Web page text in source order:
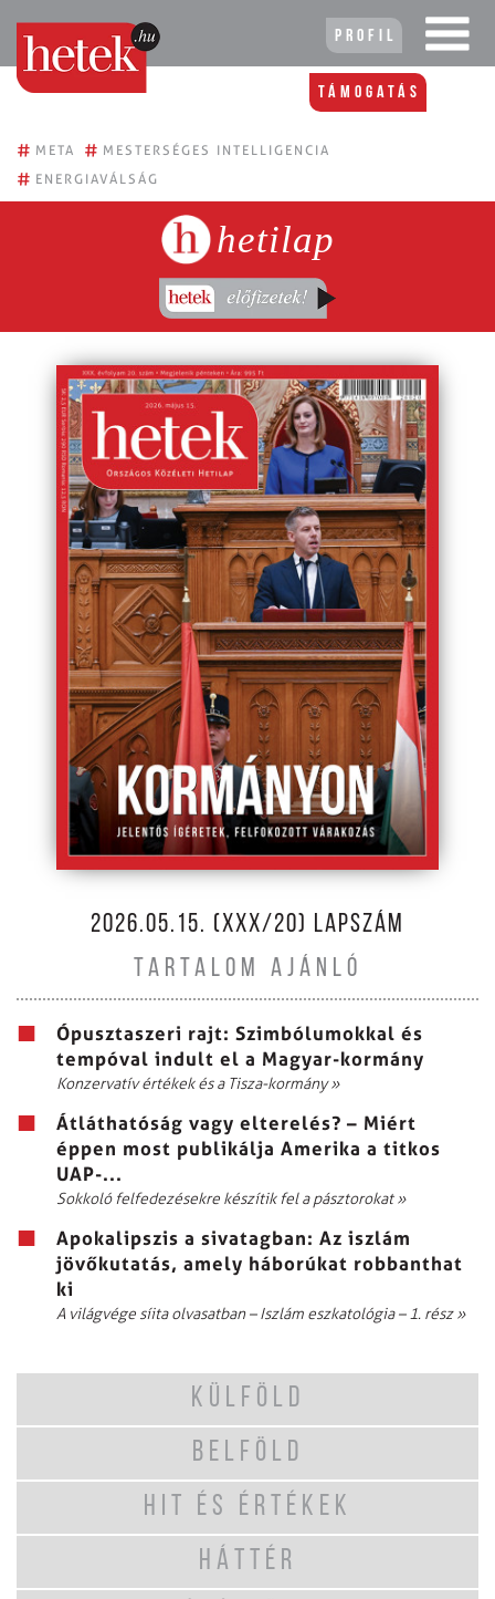
Profil
Támogatás
# META # MESTERSÉGES INTELLIGENCIA
# ENERGIAVÁLSÁG
hetilap
2026.05.15. (XXX/20) LAPSZÁM
TARTALOM AJÁNLÓ
Ópusztaszeri rajt: Szimbólumokkal és
tempóval indult el a Magyar-kormány
Konzervatív értékek és a Tisza-kormány»
Átláthatóság vagy elterelés? – Miért
éppen most publikálja Amerika a titkos
UAP-...
Sokkoló felfedezésekre készítik fel a pásztorokat»
Apokalipszis a sivatagban: Az iszlám
jövőkutatás, amely háborúkat robbanthat
ki
A világvége síita olvasatban – Iszlám eszkatológia – 1. rész»
KÜLFÖLD
BELFÖLD
HIT ÉS ÉRTÉKEK
HÁTTÉR